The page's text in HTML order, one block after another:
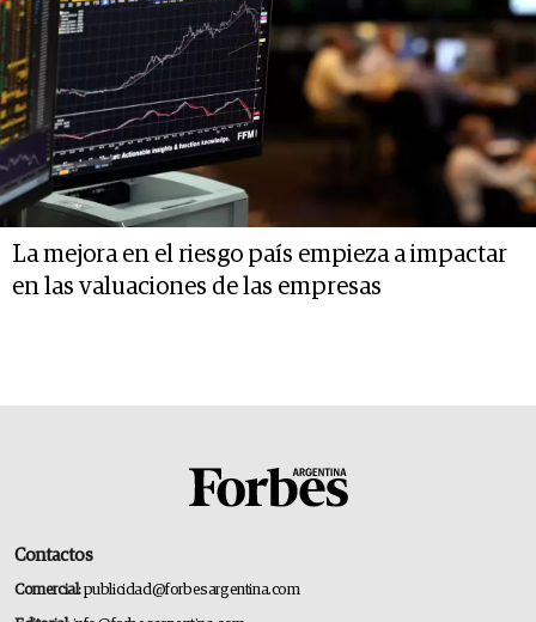
La mejora en el riesgo país empieza a impactar
en las valuaciones de las empresas
Contactos
Comercial:publicidad@forbesargentina.com